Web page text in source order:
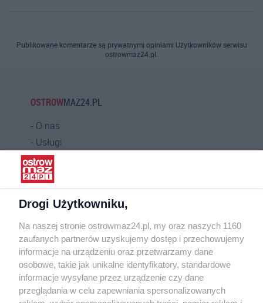
Publikowane komentarze są prywatnymi opiniami Użytkowników serwisu
ostrowmaz24.pl.
OSTROWMAZ24.PL
O nas
Usługi
Praca
Warunki korzystania
Kontakt
INFORMATOR
Bankomaty
Msze święte
Nocna pomoc lekarska
Drogi Użytkowniku,
Na naszej stronie ostrowmaz24.pl, my oraz naszych 1160
zaufanych partnerów uzyskujemy dostęp i przechowujemy
informacje na urządzeniu oraz przetwarzamy dane
osobowe, takie jak unikalne identyfikatory, standardowe
informacje wysyłane przez urządzenie czy dane
przeglądania w celu zapewniania spersonalizowanych